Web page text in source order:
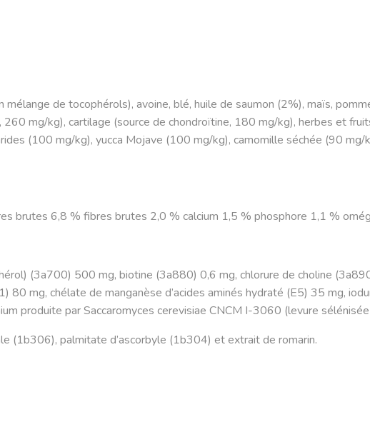
de tocophérols), avoine, blé, huile de saumon (2%), maïs,
mg/kg), cartilage (source de chondroïtine, 180 mg/kg), herbes et
(100 mg/kg), yucca Mojave (100 mg/kg), camomille séchée (90
brutes 6,8 % fibres brutes 2,0 % calcium 1,5 % phosphore 1,1 %
(3a700) 500 mg, biotine (3a880) 0,6 mg, chlorure de choline
80 mg, chélate de manganèse d’acides aminés hydraté (E5) 35 mg,
produite par Saccaromyces cerevisiae CNCM I-3060 (levure
(1b306), palmitate d’ascorbyle (1b304) et extrait de romarin.